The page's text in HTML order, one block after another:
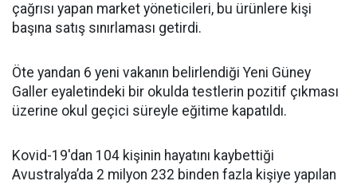
çağrısı yapan market yöneticileri, bu ürünlere kişi
başına satış sınırlaması getirdi.
Öte yandan 6 yeni vakanın belirlendiği Yeni Güney
Galler eyaletindeki bir okulda testlerin pozitif çıkması
üzerine okul geçici süreyle eğitime kapatıldı.
Kovid-19'dan 104 kişinin hayatını kaybettiği
Avustralya’da 2 milyon 232 binden fazla kişiye yapılan